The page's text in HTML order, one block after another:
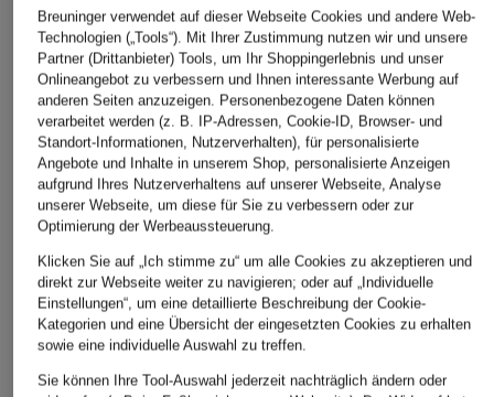
ÄHNLICHE ARTIKEL ENTDECKEN
Breuninger verwendet auf dieser Webseite Cookies und andere Web-
Technologien („Tools“). Mit Ihrer Zustimmung nutzen wir und unsere
Partner (Drittanbieter) Tools, um Ihr Shoppingerlebnis und unser
Onlineangebot zu verbessern und Ihnen interessante Werbung auf
anderen Seiten anzuzeigen. Personenbezogene Daten können
verarbeitet werden (z. B. IP-Adressen, Cookie-ID, Browser- und
Standort-Informationen, Nutzerverhalten), für personalisierte
Angebote und Inhalte in unserem Shop, personalisierte Anzeigen
aufgrund Ihres Nutzerverhaltens auf unserer Webseite, Analyse
unserer Webseite, um diese für Sie zu verbessern oder zur
Optimierung der Werbeaussteuerung.
Klicken Sie auf „Ich stimme zu“ um alle Cookies zu akzeptieren und
direkt zur Webseite weiter zu navigieren; oder auf „Individuelle
Einstellungen“, um eine detaillierte Beschreibung der Cookie-
Kategorien und eine Übersicht der eingesetzten Cookies zu erhalten
sowie eine individuelle Auswahl zu treffen.
Sie können Ihre Tool-Auswahl jederzeit nachträglich ändern oder